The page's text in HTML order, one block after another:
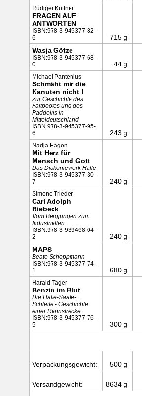
Rüdiger Küttner
FRAGEN AUF
ANTWORTEN
ISBN:978-3-945377-82-
6
715 g
Wasja Götze
ISBN:978-3-945377-68-
0
44 g
Michael Pantenius
Schmäht mir die
Kanuten nicht !
Zur Geschichte des
Faltbootes und des
Paddelns in
Mitteldeutschland
ISBN:978-3-945377-95-
6
243 g
Nadja Hagen
Mit Herz für
Mensch und Gott
Das Diakoniewerk Halle
ISBN:978-3-945377-30-
7
240 g
Simone Trieder
Carl Adolph
Riebeck
Vom Bergjungen zum
Industriellen
ISBN:978-3-939468-04-
2
240 g
MAPS
Beate Schoppmann
ISBN:978-3-945377-74-
1
680 g
Harald Täger
Benzin im Blut
Die Halle-Saale-
Schleife - Geschichte
einer Rennstrecke
ISBN:978-3-945377-76-
5
300 g
Verpackungsgewicht: 500 g
Versandgewicht: 8634 g